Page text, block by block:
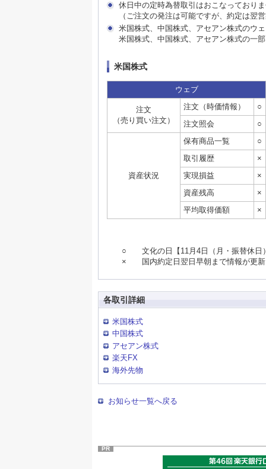
休日中の定時為替取引はおこなっており
（ご注文の発注は可能ですが、約定は翌
米国株式、中国株式、アセアン株式のウ
米国株式、中国株式、アセアン株式の一
米国株式
ウェブ
注文
（売り買い注文）
注文（時価情報）
○
注文照会
○
資産状況
保有商品一覧
○
取引履歴
×
実現損益
×
資産残高
×
平均取得価額
×
○ 文化の日【11月4日（月・振替休日
× 国内約定日翌日早朝まで情報が更新
各取引詳細
米国株式
中国株式
アセアン株式
楽天FX
海外先物
お知らせ一覧へ戻る
PR